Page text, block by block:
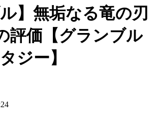
ル】無垢なる竜の刃
評価【グランブル
ジー】